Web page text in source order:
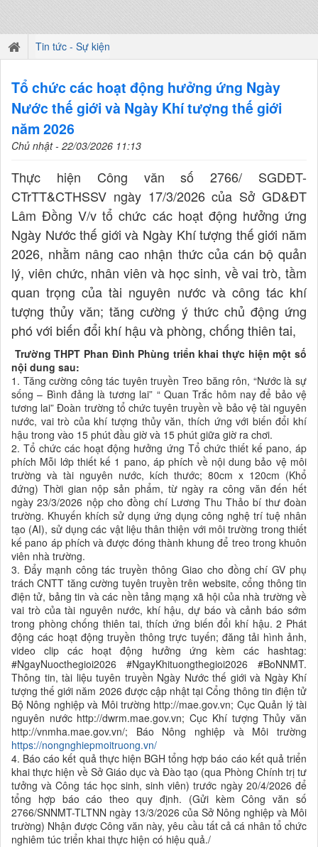
Tin tức - Sự kiện
Tổ chức các hoạt động hưởng ứng Ngày
Nước thế giới và Ngày Khí tượng thế giới
năm 2026
Chủ nhật - 22/03/2026 11:13
Thực hiện Công văn số 2766/ SGDĐT-
CTrTT&CTHSSV ngày 17/3/2026 của Sở GD&ĐT
Lâm Đồng V/v tổ chức các hoạt động hưởng ứng
Ngày Nước thế giới và Ngày Khí tượng thế giới năm
2026, nhằm nâng cao nhận thức của cán bộ quản
lý, viên chức, nhân viên và học sinh, về vai trò, tầm
quan trọng của tài nguyên nước và công tác khí
tượng thủy văn; tăng cường ý thức chủ động ứng
phó với biến đổi khí hậu và phòng, chống thiên tai,
Trường THPT Phan Đình Phùng triển khai thực hiện một số
nội dung sau:
1. Tăng cường công tác tuyên truyền Treo băng rôn, “Nước là sự
sống – Bình đảng là tương lai” “ Quan Trắc hôm nay để bảo vệ
tương lai” Đoàn trường tổ chức tuyên truyền về bảo vệ tài nguyên
nước, vai trò của khí tượng thủy văn, thích ứng với biến đổi khí
hậu trong vào 15 phút đầu giờ và 15 phút giữa giờ ra chơi.
2. Tổ chức các hoạt động hưởng ứng Tổ chức thiết kế pano, áp
phích Mỗi lớp thiết kế 1 pano, áp phích về nội dung bảo vệ môi
trường và tài nguyên nước, kích thước; 80cm x 120cm (Khổ
đứng) Thời gian nộp sản phẩm, từ ngày ra công văn đến hết
ngày 23/3/2026 nộp cho đồng chí Lương Thu Thảo bí thư đoàn
trường. Khuyến khích sử dụng ứng dụng công nghệ trí tuệ nhân
tạo (AI), sử dụng các vật liệu thân thiện với môi trường trong thiết
kế pano áp phích và được đóng thành khung để treo trong khuôn
viên nhà trường.
3. Đẩy mạnh công tác truyền thông Giao cho đồng chí GV phụ
trách CNTT tăng cường tuyên truyền trên website, cổng thông tin
điện tử, bảng tin và các nền tảng mạng xã hội của nhà trường về
vai trò của tài nguyên nước, khí hậu, dự báo và cảnh báo sớm
trong phòng chống thiên tai, thích ứng biến đổi khí hậu. 2 Phát
động các hoạt động truyền thông trực tuyến; đăng tải hình ảnh,
video clip các hoạt động hưởng ứng kèm các hashtag:
#NgayNuocthegioi2026 #NgayKhituongthegioi2026 #BoNNMT.
Thông tin, tài liệu tuyên truyền Ngày Nước thế giới và Ngày Khí
tượng thế giới năm 2026 được cập nhật tại Cổng thông tin điện tử
Bộ Nông nghiệp và Môi trường http://mae.gov.vn; Cục Quản lý tài
nguyên nước http://dwrm.mae.gov.vn; Cục Khí tượng Thủy văn
http://vnmha.mae.gov.vn/; Báo Nông nghiệp và Môi trường
https://nongnghiepmoitruong.vn/
4. Báo cáo kết quả thực hiện BGH tổng hợp báo cáo kết quả triển
khai thực hiện về Sở Giáo dục và Đào tạo (qua Phòng Chính trị tư
tưởng và Công tác học sinh, sinh viên) trước ngày 20/4/2026 để
tổng hợp báo cáo theo quy định. (Gửi kèm Công văn số
2766/SNNMT-TLTNN ngày 13/3/2026 của Sở Nông nghiệp và Môi
trường) Nhận được Công văn này, yêu cầu tất cả cá nhân tổ chức
nghiêm túc triển khai thực hiện có hiệu quả./